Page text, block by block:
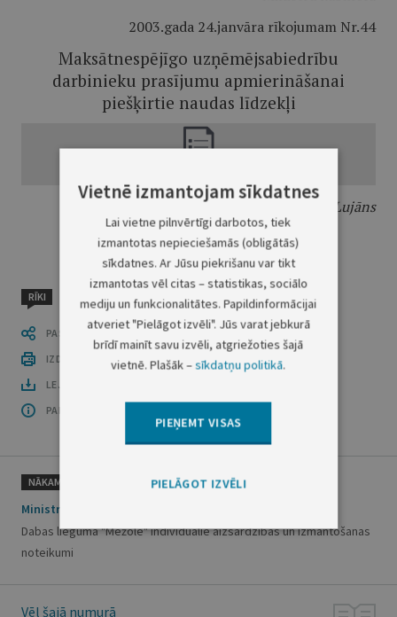
2003.gada 24.janvāra rīkojumam Nr.44
Maksātnespējīgo uzņēmējsabiedrību
darbinieku prasījumu apmierināšanai
piešķirtie naudas līdzekļi
Ekonomikas ministrs J.Lujāns
RĪKI
PASTĀSTI CITIEM
IZDRUKĀT PUBLIKĀCIJU
LEJUPLĀDĒT LAIDIENU (PDF)
PAR OFICIĀLO IZDEVUMU
NĀKAMAIS
Ministru kabineta noteikumi Nr.45
Dabas lieguma "Mežole" individuālie aizsardzības un izmantošanas
noteikumi
Vēl šajā numurā
Vietnē izmantojam sīkdatnes
Lai vietne pilnvērtīgi darbotos, tiek
izmantotas nepieciešamās (obligātās)
sīkdatnes. Ar Jūsu piekrišanu var tikt
izmantotas vēl citas – statistikas, sociālo
mediju un funkcionalitātes. Papildinformācijai
atveriet "Pielāgot izvēli". Jūs varat jebkurā
brīdī mainīt savu izvēli, atgriežoties šajā
vietnē. Plašāk –sīkdatņu politikā.
PIEŅEMT VISAS
PIELĀGOT IZVĒLI